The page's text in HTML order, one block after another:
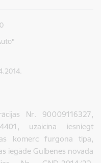
Nr. 90009116327,
uzaicina iesniegt
komerc furgona tipa,
iegāde Gulbenes novada